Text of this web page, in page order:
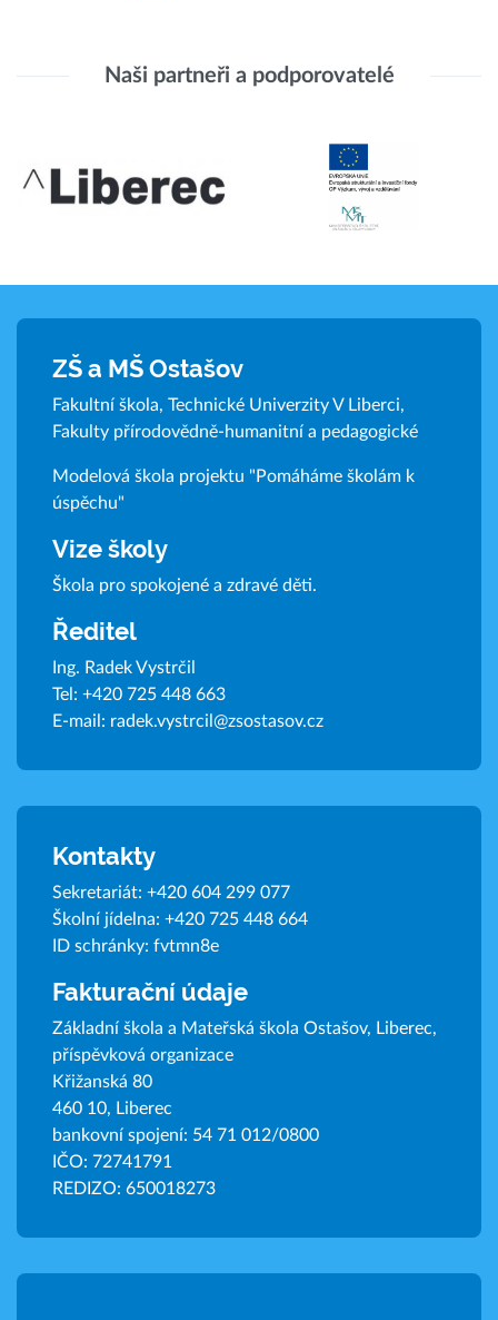
Naši partneři a podporovatelé
ZŠ a MŠ Ostašov
Fakultní škola, Technické Univerzity V Liberci,
Fakulty přírodovědně-humanitní a pedagogické
Modelová škola projektu "Pomáháme školám k
úspěchu"
Vize školy
Škola pro spokojené a zdravé děti.
Ředitel
Ing. Radek Vystrčil
Tel: +420 725 448 663
E-mail: radek.vystrcil@zsostasov.cz
Kontakty
Sekretariát: +420 604 299 077
Školní jídelna: +420 725 448 664
ID schránky: fvtmn8e
Fakturační údaje
Základní škola a Mateřská škola Ostašov, Liberec,
příspěvková organizace
Křižanská 80
460 10, Liberec
bankovní spojení: 54 71 012/0800
IČO: 72741791
REDIZO: 650018273